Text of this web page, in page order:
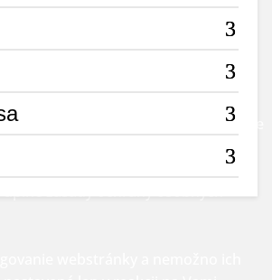
zásady ochrany osobných údajov.
všetky
KOLÁČIKY... ALE MY ÁNO!
na zabezpečenie základných
a na zlepšenie vášho online
si môžete vybrať, či sa chcete
odhlásiť. Ak chcete získať ďalšie
sa súborov cookie a iných citlivých
úplnézásady ochrany osobných